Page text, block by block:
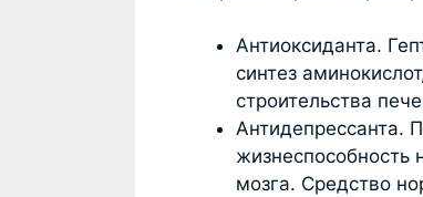
Антиоксиданта.
синтез
строительства
Антидепрессанта.
жизнеспособность
мозга. Средство